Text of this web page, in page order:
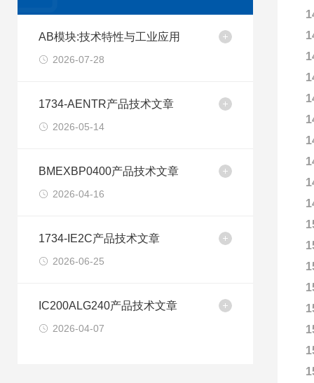
AB模块:技术特性与工业应用
2026-07-28
1734-AENTR产品技术文章
2026-05-14
BMEXBP0400产品技术文章
2026-04-16
1734-IE2C产品技术文章
2026-06-25
IC200ALG240产品技术文章
2026-04-07